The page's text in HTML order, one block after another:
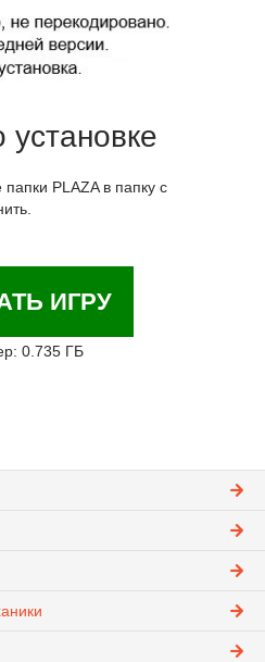
установке
PLAZA в папку с
ИГРУ
0.735 ГБ